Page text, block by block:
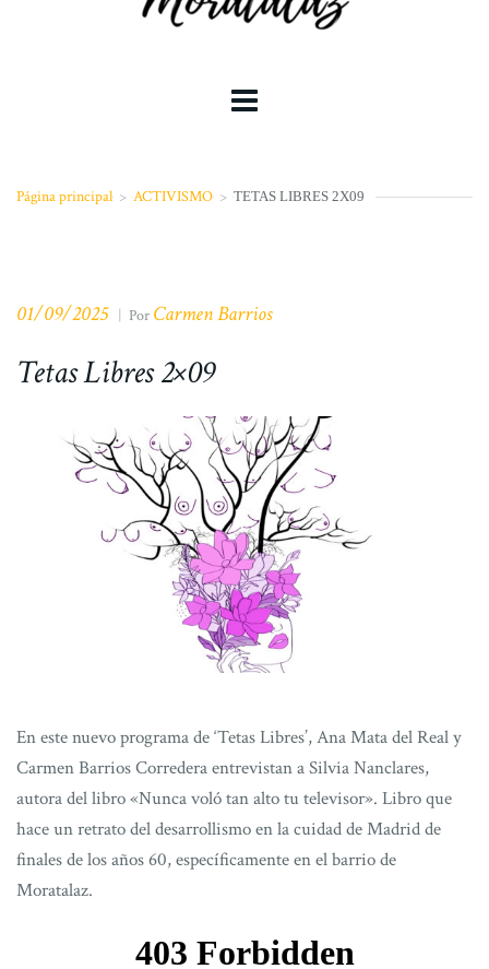
Página principal > ACTIVISMO > TETAS LIBRES 2X09
01/09/2025 | Por Carmen Barrios
Tetas Libres 2×09
En este nuevo programa de ‘Tetas Libres’, Ana Mata del Real y
Carmen Barrios Corredera entrevistan a Silvia Nanclares,
autora del libro «Nunca voló tan alto tu televisor». Libro que
hace un retrato del desarrollismo en la cuidad de Madrid de
finales de los años 60, específicamente en el barrio de
Moratalaz.